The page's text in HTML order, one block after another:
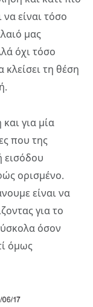
είναι τόσο
μας
όχι τόσο
τη θέση
για μία
που της
εισόδου
ορισμένο.
είναι να
για το
όσον
όμως